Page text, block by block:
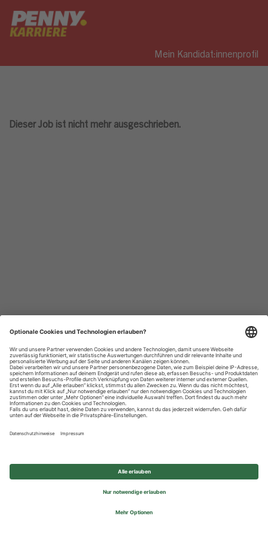
Mein Kandidat:innenprofil
Dieser Job ist nicht mehr ausgeschrieben.
Datenschutzhinweise
Impressum
Privatsphäre-Einstellungen
© 2026 REWE Group - All rights reserved